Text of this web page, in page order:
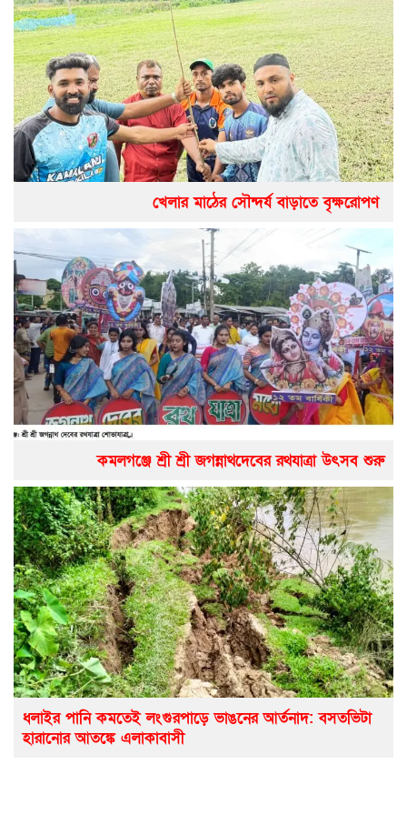
খেলার মাঠের সৌন্দর্য বাড়াতে বৃক্ষরোপণ
কমলগঞ্জে শ্রী শ্রী জগন্নাথদেবের রথযাত্রা উৎসব শুরু
ধলাইর পানি কমতেই লংগুরপাড়ে ভাঙনের আর্তনাদ: বসতভিটা
হারানোর আতঙ্কে এলাকাবাসী